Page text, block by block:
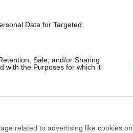
Data for Targeted
Sale, and/or Sharing
with the Purposes for which it
related to advertising like cookies on